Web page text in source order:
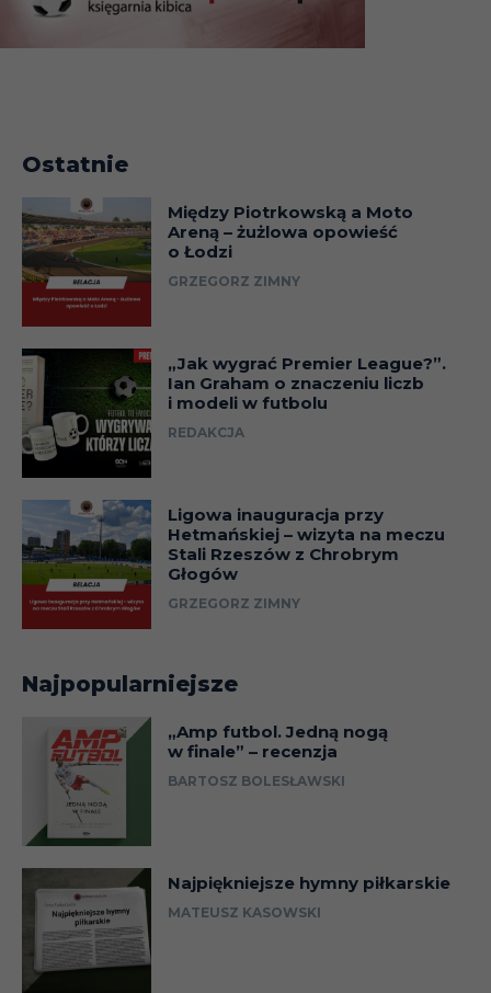
Ostatnie
Między Piotrkowską a Moto
Areną – żużlowa opowieść
o Łodzi
GRZEGORZ ZIMNY
„Jak wygrać Premier League?”.
Ian Graham o znaczeniu liczb
i modeli w futbolu
REDAKCJA
Ligowa inauguracja przy
Hetmańskiej – wizyta na meczu
Stali Rzeszów z Chrobrym
Głogów
GRZEGORZ ZIMNY
Najpopularniejsze
„Amp futbol. Jedną nogą
w finale” – recenzja
BARTOSZ BOLESŁAWSKI
Najpiękniejsze hymny piłkarskie
MATEUSZ KASOWSKI